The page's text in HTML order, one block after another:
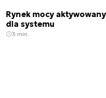
Rynek mocy
dla systemu
3 min.